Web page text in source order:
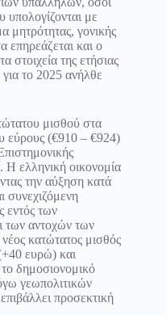
υπολογίζονται με
μητρότητας, γονικής
επηρεάζεται και ο
στοιχεία της ετήσιας
το 2025 ανήλθε
μισθού στα
εύρους (€910 – €924)
Η ελληνική οικονομία
την αύξηση κατά
συνεχιζόμενη
εντός των
των αντοχών των
κατώτατος μισθός
ευρώ) και
δημοσιονομικό
γεωπολιτικών
προσεκτική